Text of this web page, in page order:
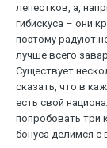
лепестков, а,
гибискуса – они
поэтому радуют
лучше всего
Существует
сказать, что в
есть свой
попробовать три
бонуса делимся с